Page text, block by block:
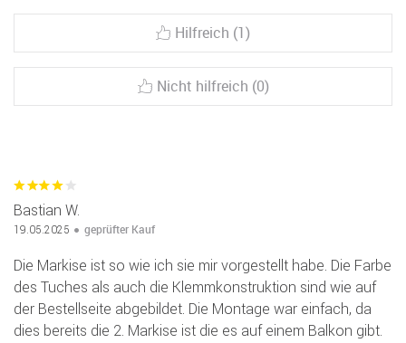
Hilfreich (1)
Nicht hilfreich (0)
Bastian W.
19.05.2025 geprüfter Kauf
Die Markise ist so wie ich sie mir vorgestellt habe. Die Farbe
des Tuches als auch die Klemmkonstruktion sind wie auf
der Bestellseite abgebildet. Die Montage war einfach, da
dies bereits die 2. Markise ist die es auf einem Balkon gibt.